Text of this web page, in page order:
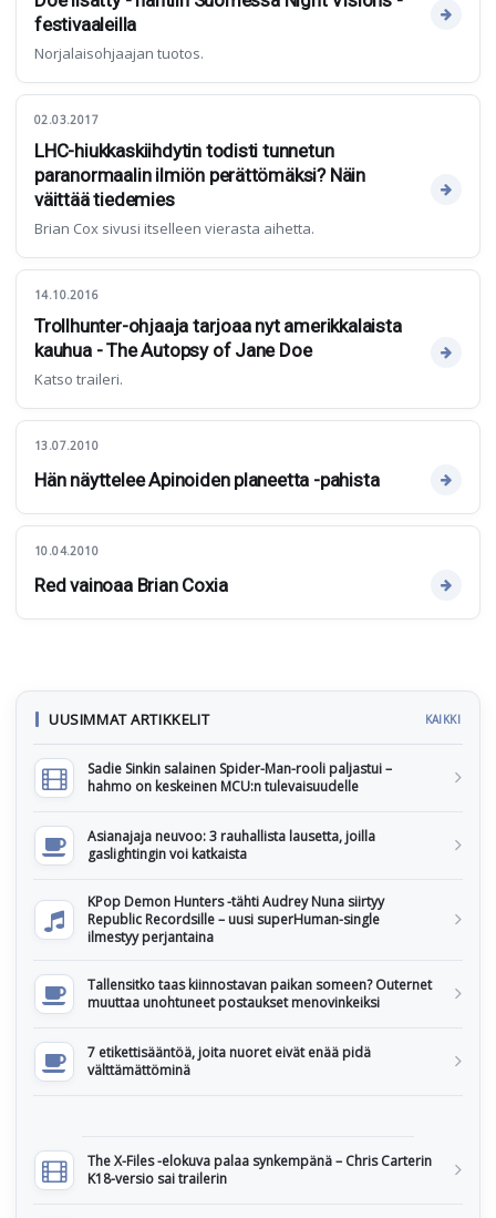
festivaaleilla
Norjalaisohjaajan tuotos.
02.03.2017
LHC-hiukkaskiihdytin todisti tunnetun
paranormaalin ilmiön perättömäksi? Näin
väittää tiedemies
Brian Cox sivusi itselleen vierasta aihetta.
14.10.2016
Trollhunter-ohjaaja tarjoaa nyt amerikkalaista
kauhua - The Autopsy of Jane Doe
Katso traileri.
13.07.2010
Hän näyttelee Apinoiden planeetta -pahista
10.04.2010
Red vainoaa Brian Coxia
UUSIMMAT ARTIKKELIT KAIKKI
Sadie Sinkin salainen Spider-Man-rooli paljastui –
hahmo on keskeinen MCU:n tulevaisuudelle
Asianajaja neuvoo: 3 rauhallista lausetta, joilla
gaslightingin voi katkaista
KPop Demon Hunters -tähti Audrey Nuna siirtyy
Republic Recordsille – uusi superHuman-single
ilmestyy perjantaina
Tallensitko taas kiinnostavan paikan someen? Outernet
muuttaa unohtuneet postaukset menovinkeiksi
7 etikettisääntöä, joita nuoret eivät enää pidä
välttämättöminä
The X-Files -elokuva palaa synkempänä – Chris Carterin
K18-versio sai trailerin